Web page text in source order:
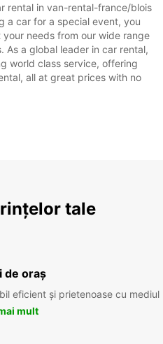
rental in van-rental-france/blois
a car for a special event, you
needs from our wide range
As a global leader in car rental,
world class service, offering
all at great prices with no
tale
de oraș
eficient și prietenoase cu mediul
mult